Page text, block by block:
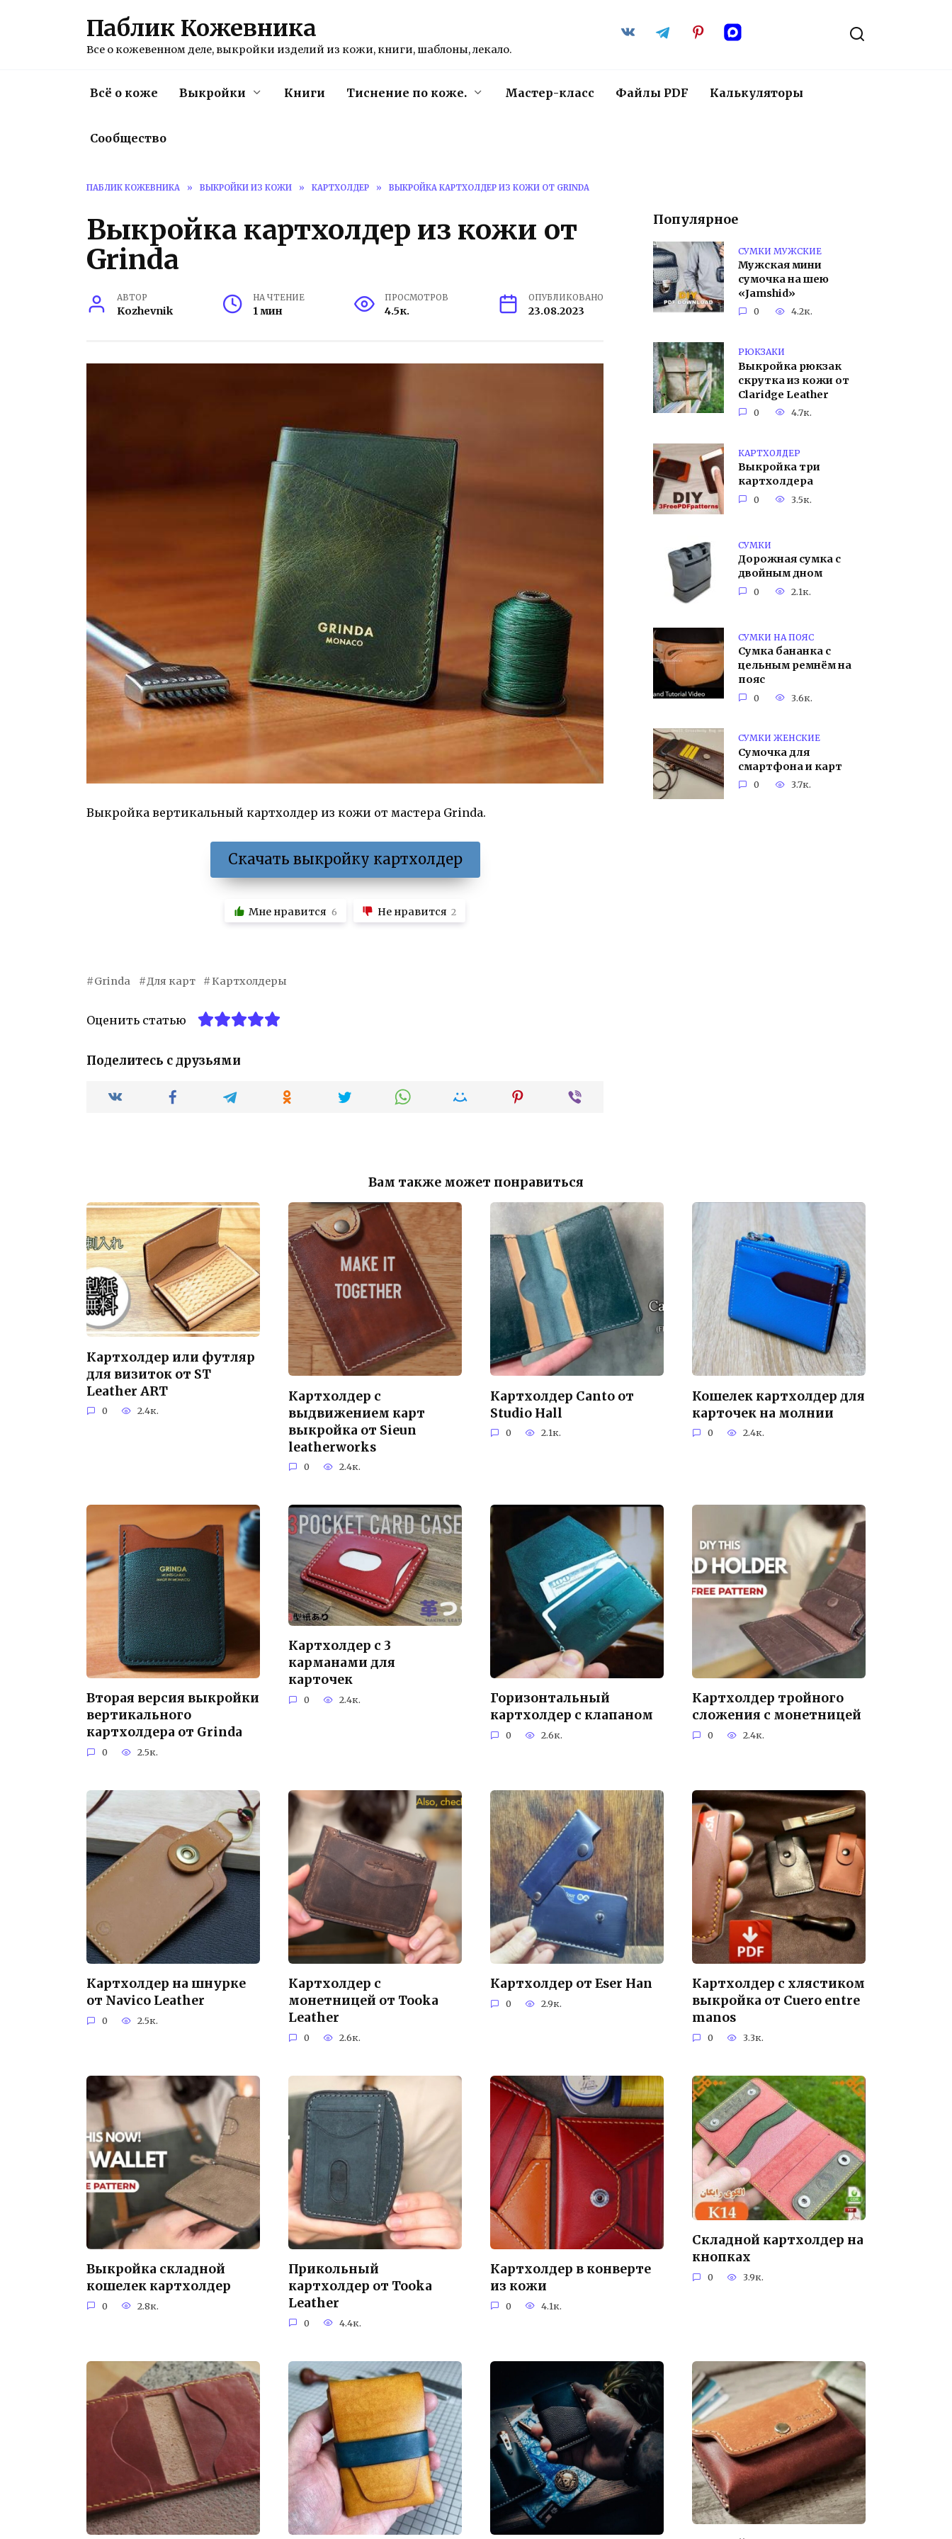
Паблик Кожевника
Все о кожевенном деле, выкройки изделий из кожи, книги, шаблоны, лекало.
Всё о коже Выкройки Книги Тиснение по коже. Мастер-класс Файлы PDF Калькуляторы
Сообщество
ПАБЛИК КОЖЕВНИКА » ВЫКРОЙКИ ИЗ КОЖИ » КАРТХОЛДЕР » ВЫКРОЙКА КАРТХОЛДЕР ИЗ КОЖИ ОТ GRINDA
Выкройка картхолдер из кожи от
Grinda
АВТОР
Kozhevnik
НА ЧТЕНИЕ
1 мин
ПРОСМОТРОВ
4.5к.
ОПУБЛИКОВАНО
23.08.2023
Выкройка вертикальный картхолдер из кожи от мастера Grinda.
Скачать выкройку картхолдер
Мне нравится 6 Не нравится 2
Grinda Для карт Картхолдеры
Оценить статью
Поделитесь с друзьями
Популярное
СУМКИ МУЖСКИЕ
Мужская мини
сумочка на шею
«Jamshid»
0 4.2к.
РЮКЗАКИ
Выкройка рюкзак
скрутка из кожи от
Claridge Leather
0 4.7к.
КАРТХОЛДЕР
Выкройка три
картхолдера
0 3.5к.
СУМКИ
Дорожная сумка с
двойным дном
0 2.1к.
СУМКИ НА ПОЯС
Сумка бананка с
цельным ремнём на
пояс
0 3.6к.
СУМКИ ЖЕНСКИЕ
Сумочка для
смартфона и карт
0 3.7к.
Вам также может понравиться
Картхолдер или футляр
для визиток от ST
Leather ART
0 2.4к.
Картхолдер с
выдвижением карт
выкройка от Sieun
leatherworks
0 2.4к.
Картхолдер Canto от
Studio Hall
0 2.1к.
Кошелек картхолдер для
карточек на молнии
0 2.4к.
Вторая версия выкройки
вертикального
картхолдера от Grinda
0 2.5к.
Картхолдер с 3
карманами для
карточек
0 2.4к.
Горизонтальный
картхолдер с клапаном
0 2.6к.
Картхолдер тройного
сложения с монетницей
0 2.4к.
Картхолдер на шнурке
от Navico Leather
0 2.5к.
Картхолдер с
монетницей от Tooka
Leather
0 2.6к.
Картхолдер от Eser Han
0 2.9к.
Картхолдер с хлястиком
выкройка от Cuero entre
manos
0 3.3к.
Выкройка складной
кошелек картхолдер
0 2.8к.
Прикольный
картхолдер от Tooka
Leather
0 4.4к.
Картхолдер в конверте
из кожи
0 4.1к.
Складной картхолдер на
кнопках
0 3.9к.